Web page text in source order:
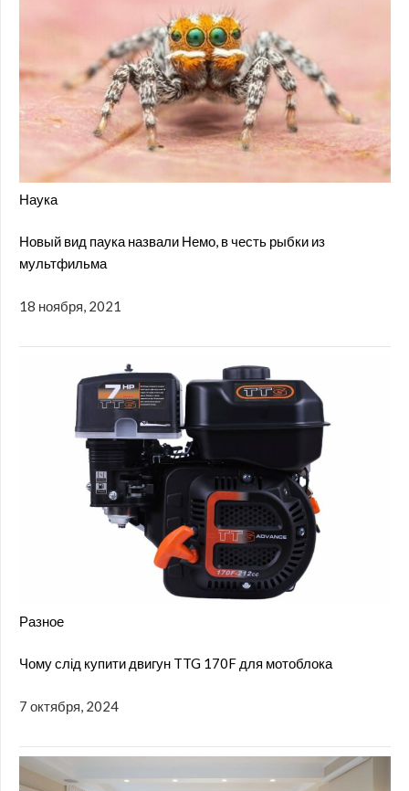
Наука
Новый вид паука назвали Немо, в честь рыбки из
мультфильма
18 ноября, 2021
Разное
Чому слід купити двигун TTG 170F для мотоблока
7 октября, 2024